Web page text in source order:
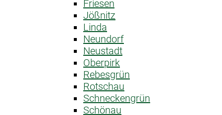
Friesen
Jößnitz
Linda
Neundorf
Neustadt
Oberpirk
Rebesgrün
Rotschau
Schneckengrün
Schönau